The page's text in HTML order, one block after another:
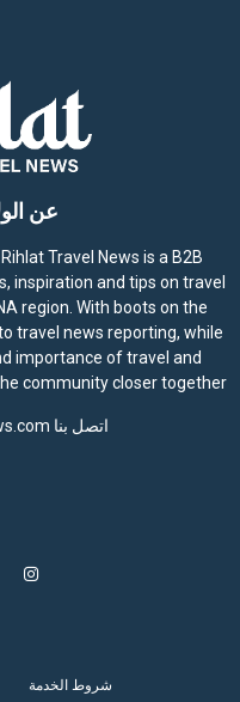
عن
Travel News is a B2B
inspiration and tips on travel
region. With boots on the
travel news reporting, while
importance of travel and
community closer together.
اتصل بنا
شروط الخدمة